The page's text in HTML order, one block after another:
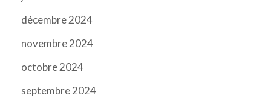
décembre 2024
novembre 2024
octobre 2024
septembre 2024